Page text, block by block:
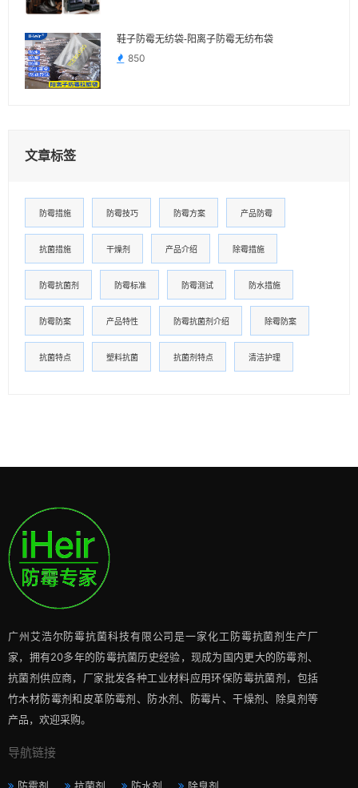
鞋子防霉无纺袋-阳离子防霉无纺布袋
850
文章标签
防霉措施 防霉技巧 防霉方案 产品防霉
抗菌措施 干燥剂 产品介绍 除霉措施
防霉抗菌剂 防霉标准 防霉测试 防水措施
防霉防案 产品特性 防霉抗菌剂介绍 除霉防案
抗菌特点 塑料抗菌 抗菌剂特点 清洁护理
广州艾浩尔防霉抗菌科技有限公司是一家化工防霉抗菌剂生产厂
家，拥有20多年的防霉抗菌历史经验，现成为国内更大的防霉剂、
抗菌剂供应商，厂家批发各种工业材料应用环保防霉抗菌剂，包括
竹木材防霉剂和皮革防霉剂、防水剂、防霉片、干燥剂、除臭剂等
产品，欢迎采购。
导航链接